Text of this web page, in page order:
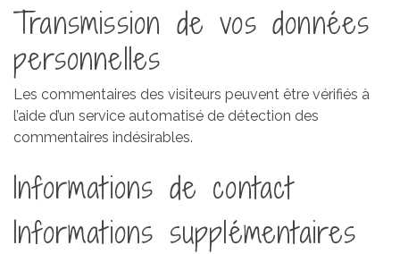
Transmission de vos données
personnelles
Les commentaires des visiteurs peuvent être vérifiés à
l’aide d’un service automatisé de détection des
commentaires indésirables.
Informations de contact
Informations supplémentaires